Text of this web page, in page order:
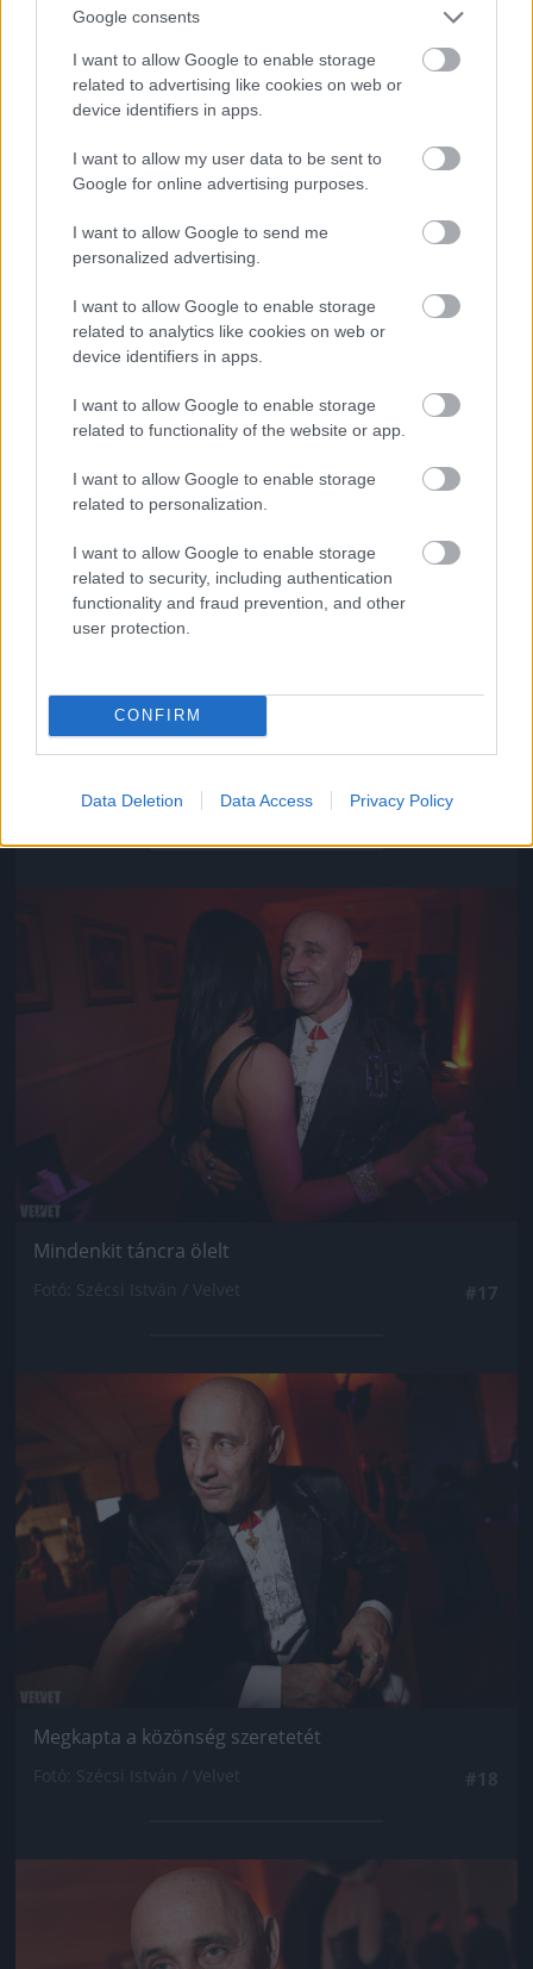
Google consents
I want to allow Google to enable storage
related to advertising like cookies on web or
device identifiers in apps.
I want to allow my user data to be sent to
Google for online advertising purposes.
I want to allow Google to send me
personalized advertising.
I want to allow Google to enable storage
related to analytics like cookies on web or
device identifiers in apps.
I want to allow Google to enable storage
related to functionality of the website or app.
I want to allow Google to enable storage
related to personalization.
I want to allow Google to enable storage
related to security, including authentication
functionality and fraud prevention, and other
user protection.
CONFIRM
Data Deletion Data Access Privacy Policy
Fotó: Szécsi István / Velvet
Jön még kép!
Fotó: Szécsi István / Velvet
Jön még kép!
Mindenkit táncra ölelt
Jön még kép!
Megkapta a közönség szeretetét
Jön még kép!